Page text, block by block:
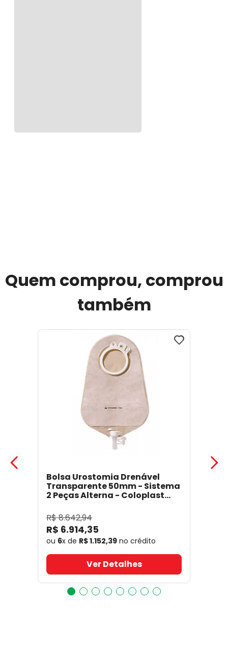
Quem comprou, comprou
também
Bolsa Urostomia Drenável
Transparente 50mm - Sistema
2 Peças Alterna - Coloplast
R$8.642,94
R$ 6.914,35
ou 6x de R$1.152,39 no crédito
Ver Detalhes